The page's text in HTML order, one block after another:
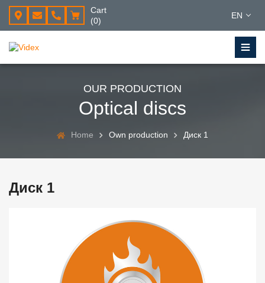
Cart
(0)
EN
OUR PRODUCTION
Optical discs
Home Own production Диск 1
Диск 1